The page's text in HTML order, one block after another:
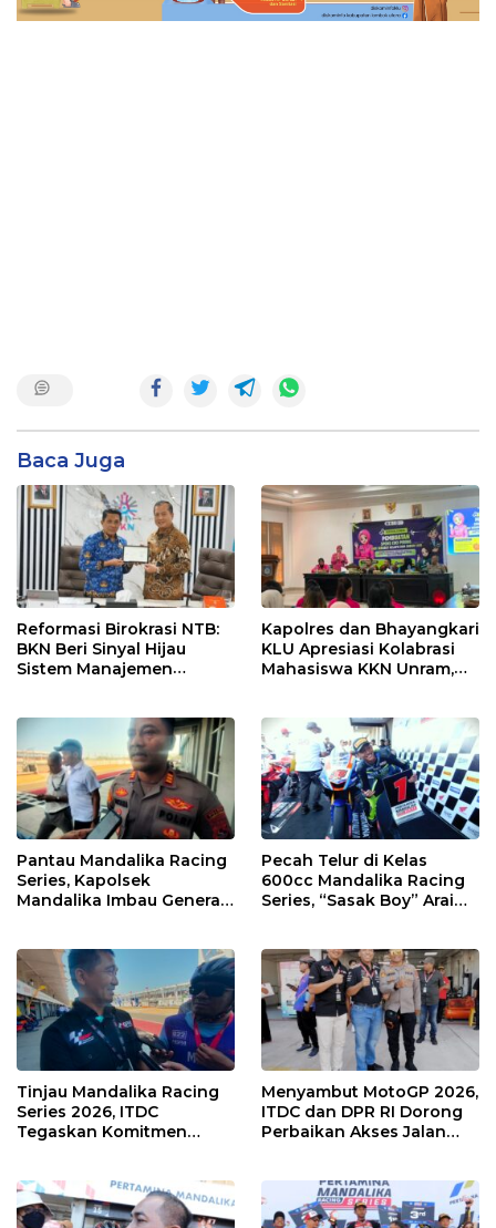
Baca Juga
Reformasi Birokrasi NTB:
BKN Beri Sinyal Hijau
Sistem Manajemen
Kapolres dan Bhayangkari
KLU Apresiasi Kolabrasi
Mahasiswa KKN Unram,
Pantau Mandalika Racing
Series, Kapolsek
Mandalika Imbau Generasi
Pecah Telur di Kelas
600cc Mandalika Racing
Series, “Sasak Boy” Arai
Tinjau Mandalika Racing
Series 2026, ITDC
Tegaskan Komitmen
Kawasan
Menyambut MotoGP 2026,
ITDC dan DPR RI Dorong
Perbaikan Akses Jalan